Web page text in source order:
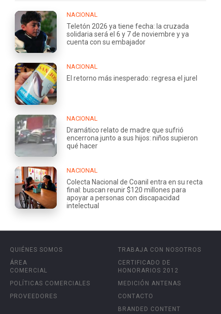
NACIONAL
Teletón 2026 ya tiene fecha: la cruzada
solidaria será el 6 y 7 de noviembre y ya
cuenta con su embajador
NACIONAL
El retorno más inesperado: regresa el jurel
NACIONAL
Dramático relato de madre que sufrió
encerrona junto a sus hijos: niños supieron
qué hacer
NACIONAL
Colecta Nacional de Coanil entra en su recta
final: buscan reunir $120 millones para
apoyar a personas con discapacidad
intelectual
QUIÉNES SOMOS
ÁREA
COMERCIAL
POLÍTICAS COMERCIALES
PROVEEDORES
TRABAJA CON NOSOTROS
CERTIFICADO DE
HONORARIOS 2012
MEDICIÓN ANTENAS
CONTACTO
BRANDED CONTENT